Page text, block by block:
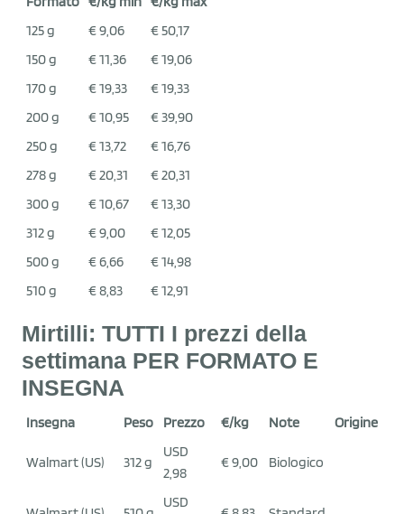
125 g
€ 9,06
€ 50,17
150 g
€ 11,36
€ 19,06
170 g
€ 19,33
€ 19,33
200 g
€ 10,95
€ 39,90
250 g
€ 13,72
€ 16,76
278 g
€ 20,31
€ 20,31
300 g
€ 10,67
€ 13,30
312 g
€ 9,00
€ 12,05
500 g
€ 6,66
€ 14,98
510 g
€ 8,83 € 12,91
Mirtilli: TUTTI I prezzi della
settimana PER FORMATO E
INSEGNA
Insegna Peso Prezzo €/kg Note Origine
Walmart (US) 312 g
USD
2,98
€ 9,00 Biologico
USD